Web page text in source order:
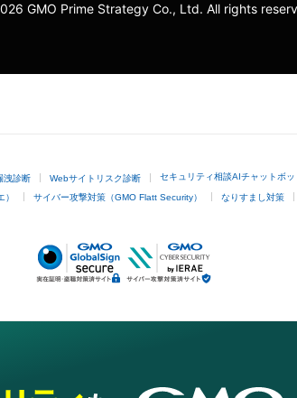
GMO Prime Strategy Co., Ltd. All rights
洩診断 Webサイトリスク診断 セキュリティ相談AIチャットボッ
サイバー攻撃対策（GMO Flatt Security） なりすまし対策